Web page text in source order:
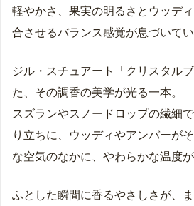
軽やかさ、果実の明るさとウッデ
合させるバランス感覚が息づいてい
ジル・スチュアート「クリスタル
た、その調香の美学が光る一本。
スズランやスノードロップの繊細
り立ちに、ウッディやアンバーが
な空気のなかに、やわらかな温度が
ふとした瞬間に香るやさしさが、